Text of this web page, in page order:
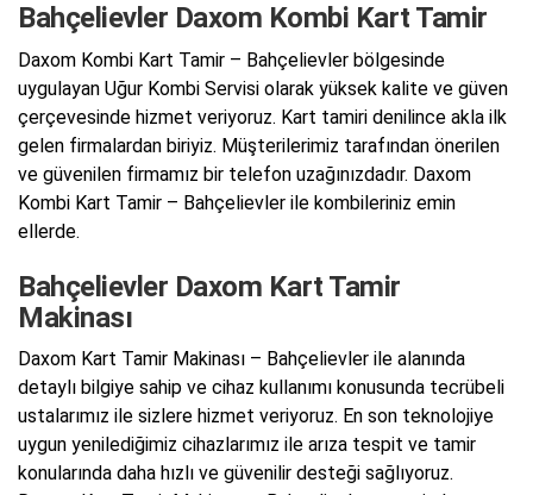
Bahçelievler Daxom Kombi Kart Tamir
Daxom Kombi Kart Tamir – Bahçelievler bölgesinde
uygulayan Uğur Kombi Servisi olarak yüksek kalite ve güven
çerçevesinde hizmet veriyoruz. Kart tamiri denilince akla ilk
gelen firmalardan biriyiz. Müşterilerimiz tarafından önerilen
ve güvenilen firmamız bir telefon uzağınızdadır. Daxom
Kombi Kart Tamir – Bahçelievler ile kombileriniz emin
ellerde.
Bahçelievler Daxom Kart Tamir
Makinası
Daxom Kart Tamir Makinası – Bahçelievler ile alanında
detaylı bilgiye sahip ve cihaz kullanımı konusunda tecrübeli
ustalarımız ile sizlere hizmet veriyoruz. En son teknolojiye
uygun yenilediğimiz cihazlarımız ile arıza tespit ve tamir
konularında daha hızlı ve güvenilir desteği sağlıyoruz.